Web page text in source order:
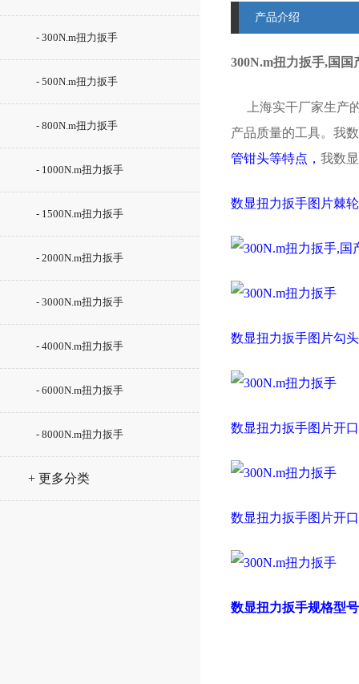
- 300N.m扭力扳手
- 500N.m扭力扳手
- 800N.m扭力扳手
- 1000N.m扭力扳手
- 1500N.m扭力扳手
- 2000N.m扭力扳手
- 3000N.m扭力扳手
- 4000N.m扭力扳手
- 6000N.m扭力扳手
- 8000N.m扭力扳手
+ 更多分类
产品介绍
300N.m扭力扳手,国国
上海实干厂家生产
产品质量的工具。我
管钳头等特点， 我数
数显扭力扳手图片棘
数显扭力扳手图片勾头
数显扭力扳手图片开
数显扭力扳手图片开
数显扭力扳手规格型号